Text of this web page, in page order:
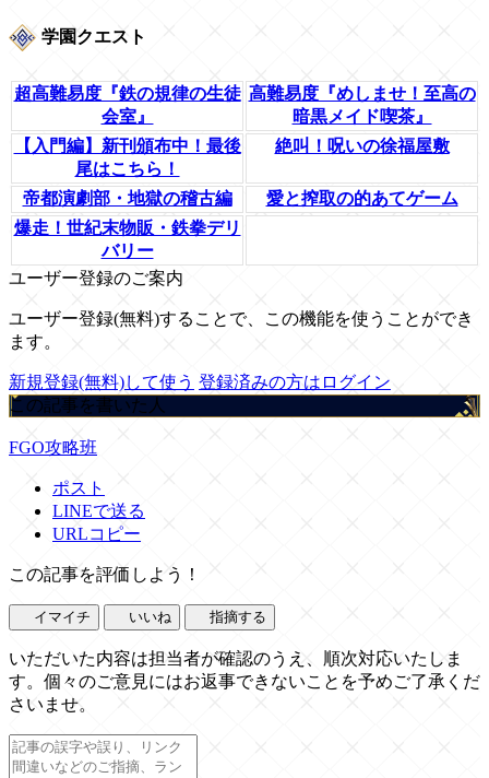
学園クエスト
超高難易度『鉄の規律の生徒
会室』
高難易度『めしませ！至高の
暗黒メイド喫茶』
【入門編】新刊頒布中！最後
尾はこちら！
絶叫！呪いの徐福屋敷
帝都演劇部・地獄の稽古編
愛と搾取の的あてゲーム
爆走！世紀末物販・鉄拳デリ
バリー
ユーザー登録のご案内
ユーザー登録(無料)することで、この機能を使うことができ
ます。
新規登録(無料)して使う 登録済みの方はログイン
この記事を書いた人
FGO攻略班
ポスト
LINEで送る
URLコピー
この記事を評価しよう！
イマイチ いいね 指摘する
いただいた内容は担当者が確認のうえ、順次対応いたしま
す。個々のご意見にはお返事できないことを予めご了承くだ
さいませ。